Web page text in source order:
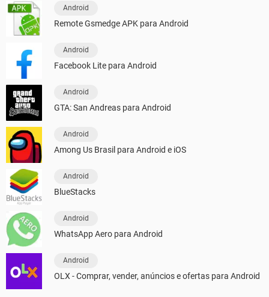
Android
Remote Gsmedge APK para Android
Android
Facebook Lite para Android
Android
GTA: San Andreas para Android
Android
Among Us Brasil para Android e iOS
Android
BlueStacks
Android
WhatsApp Aero para Android
Android
OLX - Comprar, vender, anúncios e ofertas para Android